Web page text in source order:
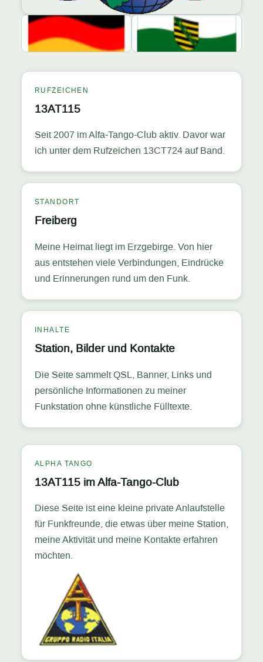
RUFZEICHEN
13AT115
Seit 2007 im Alfa-Tango-Club aktiv. Davor war
ich unter dem Rufzeichen 13CT724 auf Band.
STANDORT
Freiberg
Meine Heimat liegt im Erzgebirge. Von hier
aus entstehen viele Verbindungen, Eindrücke
und Erinnerungen rund um den Funk.
INHALTE
Station, Bilder und Kontakte
Die Seite sammelt QSL, Banner, Links und
persönliche Informationen zu meiner
Funkstation ohne künstliche Fülltexte.
ALPHA TANGO
13AT115 im Alfa-Tango-Club
Diese Seite ist eine kleine private Anlaufstelle
für Funkfreunde, die etwas über meine Station,
meine Aktivität und meine Kontakte erfahren
möchten.